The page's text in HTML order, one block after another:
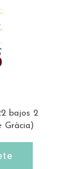
bajos 2
Gràcia)